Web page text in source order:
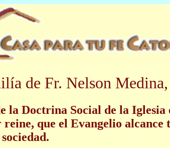
de Fr. Nelson Medina,
la Doctrina Social de la Iglesia
reine, que el Evangelio alcance